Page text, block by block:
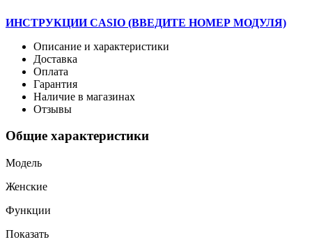
ИНСТРУКЦИИ CASIO (ВВЕДИТЕ НОМЕР МОДУЛЯ)
Описание и характеристики
Доставка
Оплата
Гарантия
Наличие в магазинах
Отзывы
Общие характеристики
Модель
Женские
Функции
Показать